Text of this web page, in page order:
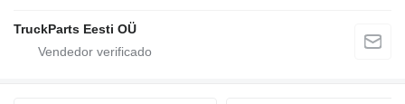
TruckParts Eesti OÜ